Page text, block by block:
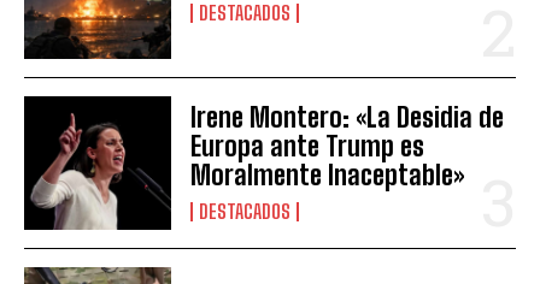
DESTACADOS
Irene Montero: «La Desidia de
Europa ante Trump es
Moralmente Inaceptable»
DESTACADOS